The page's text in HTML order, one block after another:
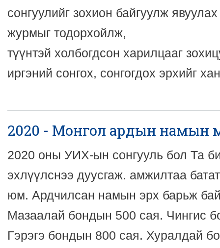
сонгуулийг зохион байгуулж
журмыг тодорхойлж,
түүнтэй холбогдсон харилцааг
иргэний сонгох, сонгогдох эрхийг
2020 - Монгол ардын намын
2020 оны УИХ-ын сонгууль бол Та
эхлүүлснээ дуусгаж. амжилтаа
юм. Ардчилсан намын эрх барьж
Мазаалай бондын 500 сая. Чингис
Гэрэгэ бондын 800 сая. Хуралдай